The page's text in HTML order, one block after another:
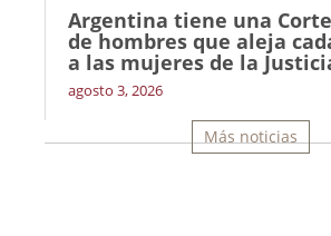
Argentina tiene una
de hombres que aleja
a las mujeres de la
agosto 3, 2026
Más noticias